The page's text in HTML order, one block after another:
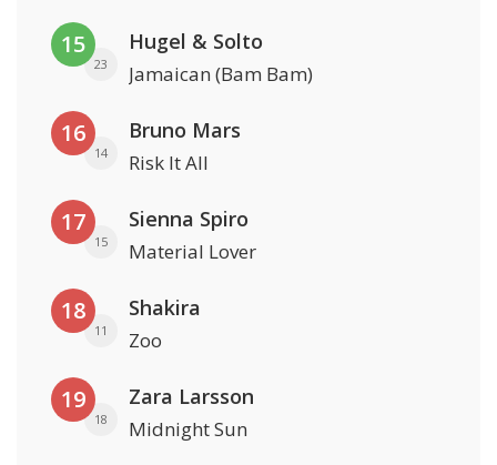
15
23
Hugel & Solto
Jamaican (Bam Bam)
16
14
Bruno Mars
Risk It All
17
15
Sienna Spiro
Material Lover
18
11
Shakira
Zoo
19
18
Zara Larsson
Midnight Sun